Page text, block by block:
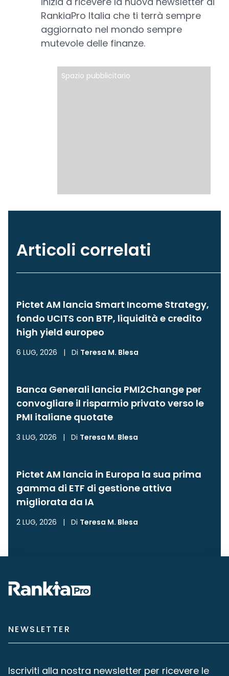
RankiaPro Italia che ti terrà sempre
aggiornato nel mondo sempre
mutevole delle finanze.
Spazio pubblicitario
Articoli correlati
Pictet AM lancia Smart Income Strategy,
fondo UCITS con BTP, liquidità e credito
high yield europeo
6 LUG, 2026 | Di Teresa M. Blesa
Banca Generali lancia PMI2Change per
convogliare il risparmio privato verso le
PMI italiane quotate
3 LUG, 2026 | Di Teresa M. Blesa
Pictet AM lancia in Europa la sua prima
gamma di ETF di gestione attiva
migliorata da IA
2 LUG, 2026 | Di Teresa M. Blesa
NEWSLETTER
Iscriviti alla nostra newsletter per ricevere le